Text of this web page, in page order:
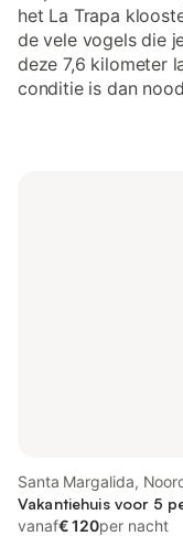
het La Trapa
de vele vogels die
deze 7,6 kilometer
conditie is dan
Santa Margalida,
Vakantiehuis voor 5
vanaf€ 120per nacht